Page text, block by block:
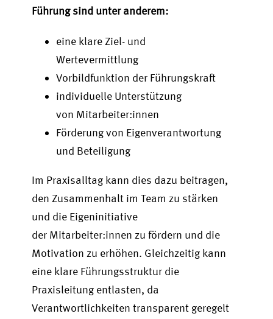
Führung sind unter anderem:
eine klare Ziel- und
Wertevermittlung
Vorbildfunktion der Führungskraft
individuelle Unterstützung
von Mitarbeiter:innen
Förderung von Eigenverantwortung
und Beteiligung
Im Praxisalltag kann dies dazu beitragen,
den Zusammenhalt im Team zu stärken
und die Eigeninitiative
der Mitarbeiter:innen zu fördern und die
Motivation zu erhöhen. Gleichzeitig kann
eine klare Führungsstruktur die
Praxisleitung entlasten, da
Verantwortlichkeiten transparent geregelt